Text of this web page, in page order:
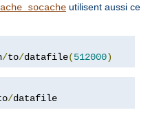
utilisent aussi ce
/to/datafile(512000)
/datafile